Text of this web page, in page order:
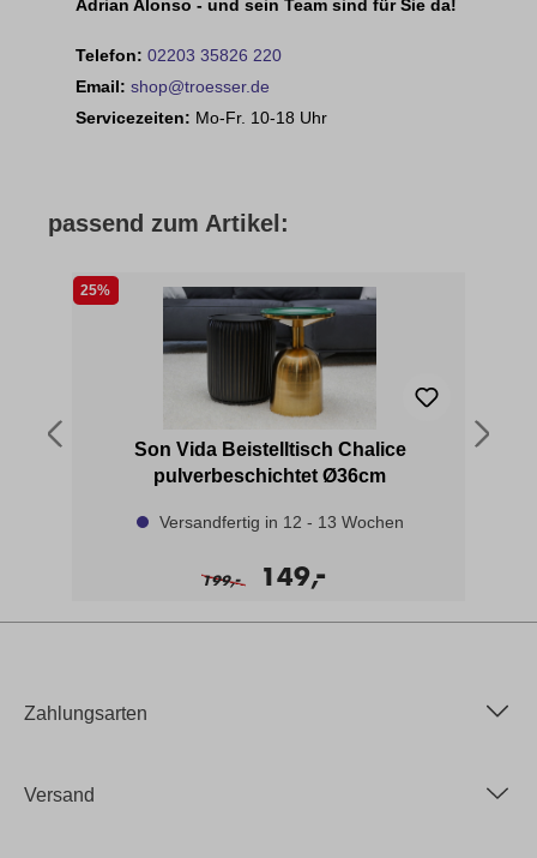
Adrian Alonso - und sein Team sind für Sie da!
Telefon: 02203 35826 220
Email: shop@troesser.de
Servicezeiten: Mo-Fr. 10-18 Uhr
passend zum Artikel:
25%
Son Vida Beistelltisch Chalice
pulverbeschichtet Ø36cm
Versandfertig in 12 - 13 Wochen
199,
- 149,
-
Zahlungsarten
Versand